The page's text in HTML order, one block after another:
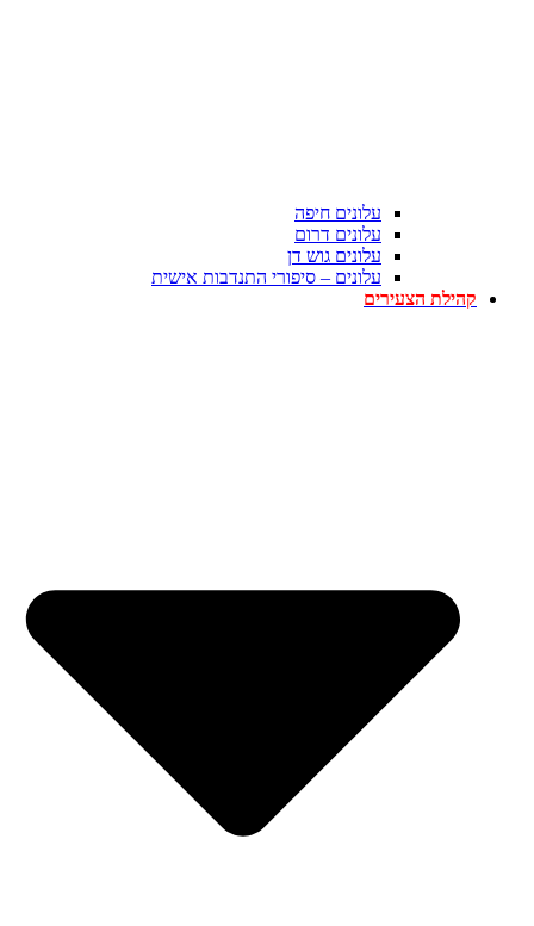
עלונים חיפה
עלונים דרום
עלונים גוש דן
עלונים – סיפורי התנדבות אישית
קהילת הצעירים